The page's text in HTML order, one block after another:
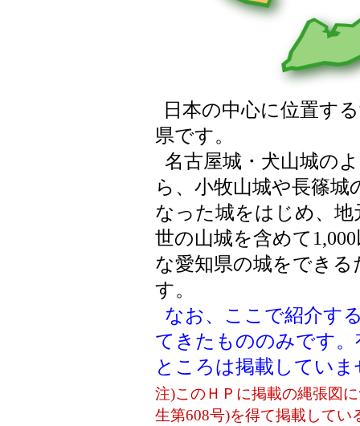
日本の中心に位置す
県です。
名古屋城・犬山城の
ら、小牧山城や長篠
なった城をはじめ、
世の山城を含めて
な愛知県の城をでき
す。
なお、ここで紹介す
てきたもののみです
ところは掲載していま
注)このＨＰに掲載の縄張図
生第608号)を得て掲載して